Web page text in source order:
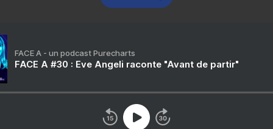
FACE A - un podcast Purecharts
FACE A #30 : Eve Angeli raconte "Avant de partir"